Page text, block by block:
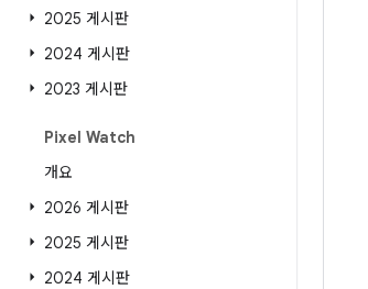
2025 게시판
2024 게시판
2023 게시판
Pixel Watch
개요
2026 게시판
2025 게시판
2024 게시판